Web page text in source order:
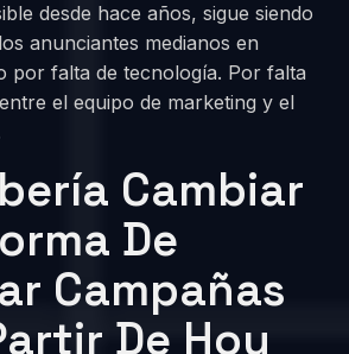
desde hace años, sigue siendo
anunciantes medianos en
por falta de tecnología. Por falta
el equipo de marketing y el
Cambiar
De
Campañas
De Hoy